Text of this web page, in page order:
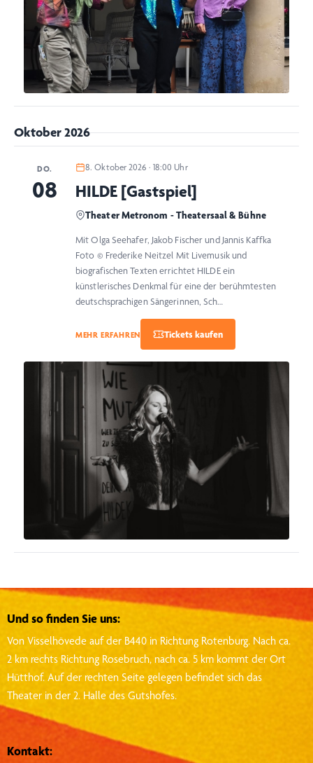
Oktober 2026
DO.
08
8. Oktober 2026 · 18:00 Uhr
HILDE [Gastspiel]
Theater Metronom - Theatersaal & Bühne
Mit Olga Seehafer, Jakob Fischer und Jannis Kaffka
Foto © Frederike Neitzel Mit Livemusik und
biografischen Texten errichtet HILDE ein
künstlerisches Denkmal für eine der berühmtesten
deutschsprachigen Sängerinnen, Sch…
MEHR ERFAHREN
Und so finden Sie uns:
Von Visselhövede auf der B440 in Richtung Rotenburg. Nach ca.
2 km rechts Richtung Rosebruch, nach ca. 5 km kommt der Ort
Hütthof. Auf der rechten Seite gelegen befindet sich das
Theater in der 2. Halle des Gutshofes.
Kontakt: